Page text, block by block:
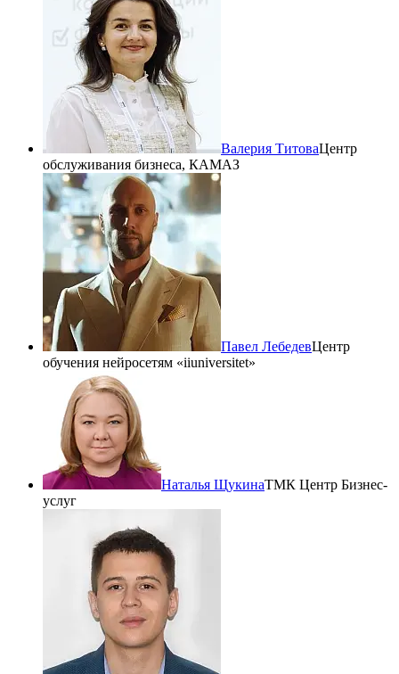
Валерия ТитоваЦентр
обслуживания бизнеса, КАМАЗ
Павел ЛебедевЦентр
обучения нейросетям «iiuniversitet»
Наталья ЩукинаТМК Центр Бизнес-
услуг